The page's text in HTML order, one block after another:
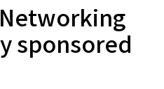
Networking
sponsored